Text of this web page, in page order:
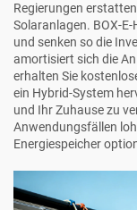
Regierungen
Solaranlagen. BOX-
und senken so die
amortisiert sich die
erhalten Sie
ein Hybrid-System
und Ihr Zuhause zu
Anwendungsfällen
Energiespeicher